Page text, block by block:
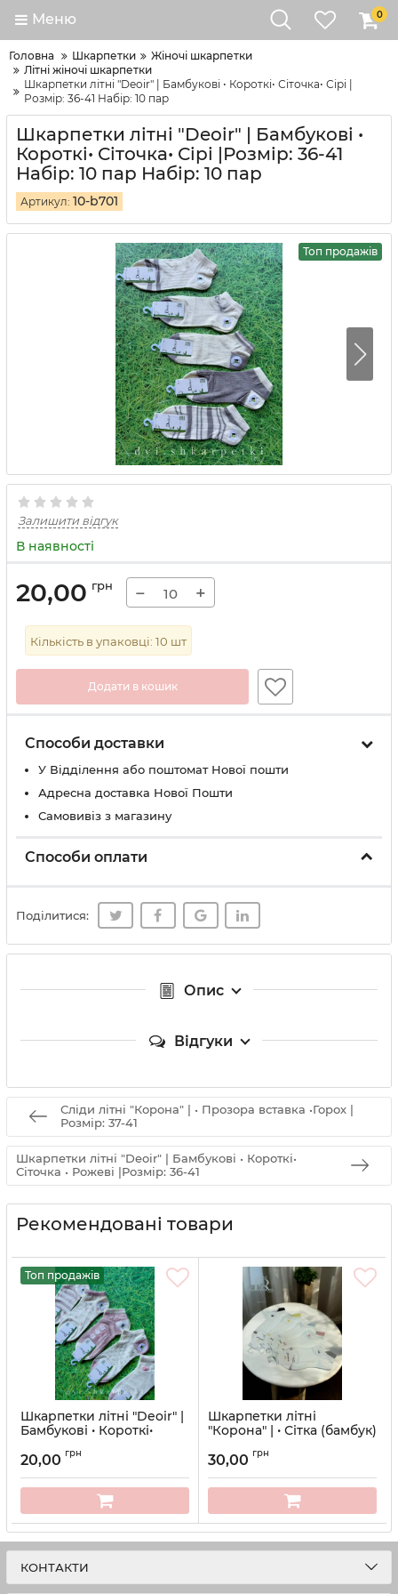
Меню 0
Головна Шкарпетки
Жіночі шкарпетки
Літні жіночі шкарпетки
Шкарпетки літні "Deoir" | Бамбукові • Короткі• Сіточка• Сірі |
Розмір: 36-41 Набір: 10 пар
Шкарпетки літні "Deoir" | Бамбукові •
Короткі• Сіточка• Сірі |Розмір: 36-41
Набір: 10 пар Набір: 10 пар
Артикул: 10-b701
Топ продажів
Залишити відгук
В наявності
20,00 грн − +
Кількість в упаковці: 10 шт
Додати в кошик
Способи доставки
У Вiддiлення або поштомат Нової пошти
Адресна доставка Нової Пошти
Самовивіз з магазину
Способи оплати
Поділитися:
Опис
Відгуки
Сліди літні "Корона" | • Прозора вставка •Горох |
Розмір: 37-41
Шкарпетки літні "Deoir" | Бамбукові • Короткі•
Сіточка • Рожеві |Розмір: 36-41
Рекомендовані товари
Топ продажів
Шкарпетки літні "Deoir" |
Бамбукові • Короткі•
36-41
Артикул: 10-b701
20,00 грн
Шкарпетки літні
"Корона" | • Сітка (бамбук)
Артикул: 746
30,00 грн
КОНТАКТИ